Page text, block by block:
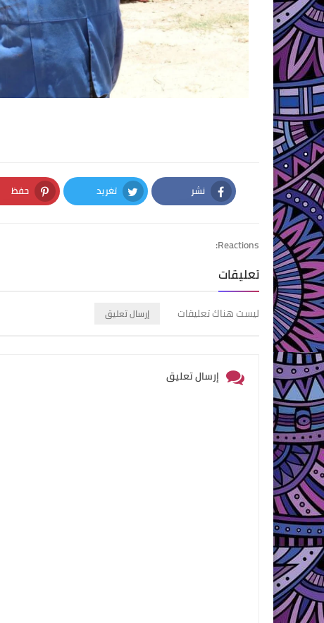
نشر
Facebook
تغريد
Twitter
حفظ
Pinterest
Reactions:
تعليقات
ليست هناك تعليقات إرسال تعليق
إرسال تعليق